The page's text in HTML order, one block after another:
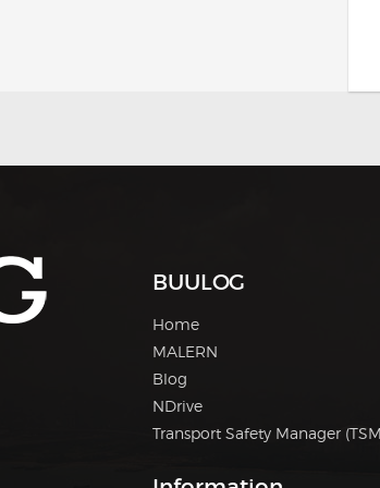
BUULOG
Home
MALERN
Blog
NDrive
Transport Safety Manager